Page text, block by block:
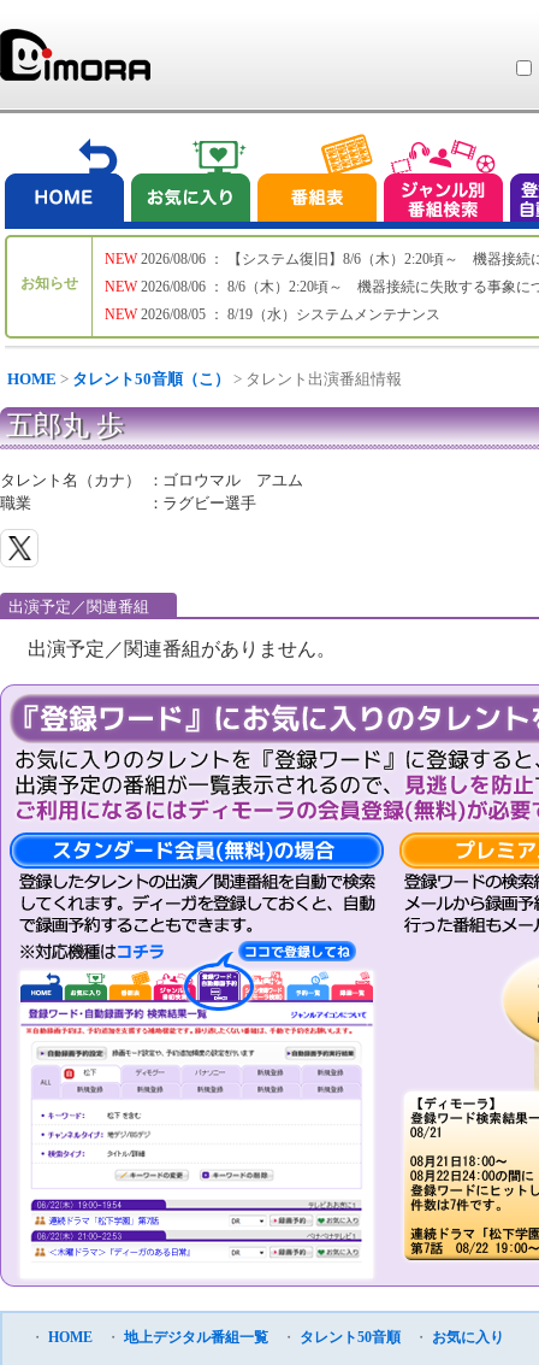
お知らせ
NEW
NEW
NEW
2026/08/06 ： 【システム復旧】8/6（木）2:20頃～ 機器接続
2026/08/06 ： 8/6（木）2:20頃～ 機器接続に失敗する事象に
2026/08/05 ： 8/19（水）システムメンテナンス
HOME > タレント50音順（こ） > タレント出演番組情報
五郎丸 歩
タレント名（カナ） ： ゴロウマル アユム
職業
： ラグビー選手
出演予定／関連番組
出演予定／関連番組がありません。
・ HOME ・ 地上デジタル番組一覧 ・ タレント50音順 ・ お気に入り